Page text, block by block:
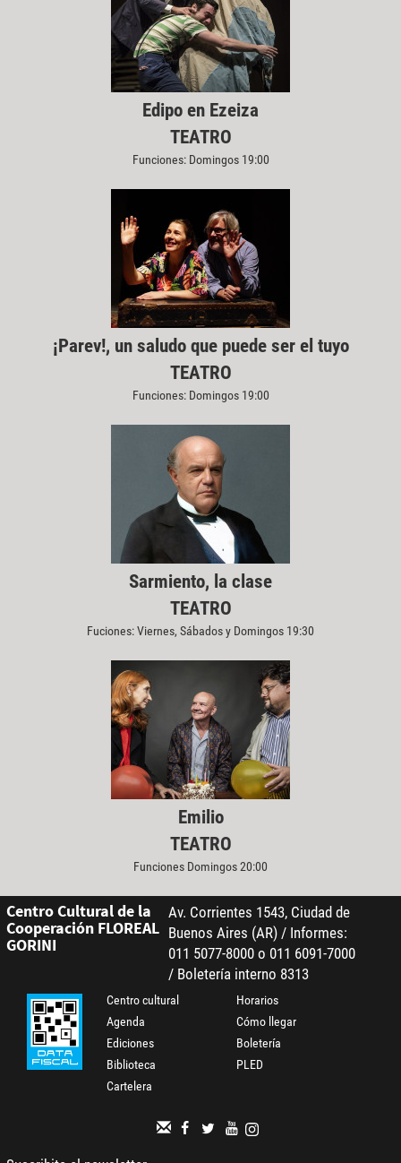
Edipo en Ezeiza
TEATRO
Funciones: Domingos 19:00
¡Parev!, un saludo que puede ser el tuyo
TEATRO
Funciones: Domingos 19:00
Sarmiento, la clase
TEATRO
Fuciones: Viernes, Sábados y Domingos 19:30
Emilio
TEATRO
Funciones Domingos 20:00
Centro Cultural de la
Cooperación FLOREAL
GORINI
Av. Corrientes 1543, Ciudad de
Buenos Aires (AR) / Informes:
011 5077-8000 o 011 6091-7000
/ Boletería interno 8313
Centro cultural
Agenda
Ediciones
Biblioteca
Cartelera
Horarios
Cómo llegar
Boletería
PLED